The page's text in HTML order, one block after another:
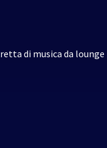
di musica da lounge